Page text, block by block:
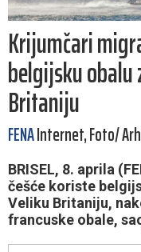
Krijumčari
belgijsku obalu
Britaniju
FENAInternet, Foto/
BRISEL, 8. aprila
češće koriste
Veliku Britaniju,
francuske obale,